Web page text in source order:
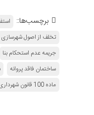
برچسب‌ها::
تخلف از اصول شهرسازی
جریمه عدم استحکام بنا
ساختمان فاقد پروانه
ماده 100 قانون شهرداری